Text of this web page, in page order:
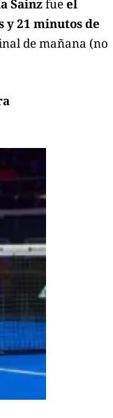
Sainzfueel
y 21 minutos de
de mañana (no